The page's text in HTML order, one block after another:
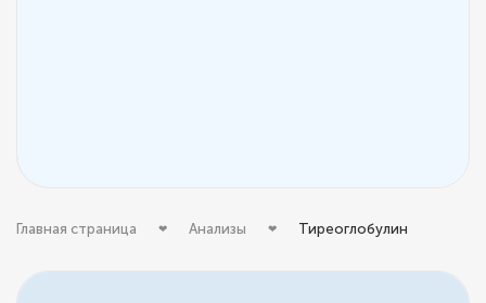
Главная страница Анализы Тиреоглобулин